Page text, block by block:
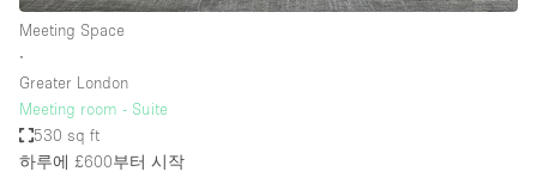
Meeting Space
∙
Greater London
Meeting room - Suite
530 sq ft
하루에 £600부터 시작